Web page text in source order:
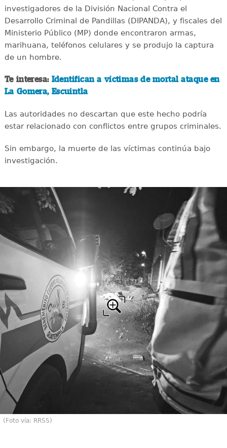
investigadores de la División Nacional Contra el
Desarrollo Criminal de Pandillas (DIPANDA), y fiscales del
Ministerio Público (MP) donde encontraron armas,
marihuana, teléfonos celulares y se produjo la captura
de un hombre.
Te interesa: Identifican a víctimas de mortal ataque en
La Gomera, Escuintla
Las autoridades no descartan que este hecho podría
estar relacionado con conflictos entre grupos criminales.
Sin embargo, la muerte de las víctimas continúa bajo
investigación.
(Foto vía: RRSS)